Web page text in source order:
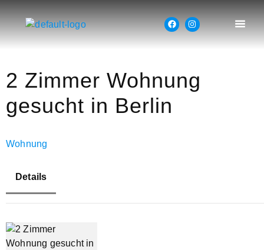
2 Zimmer Wohnung
gesucht in Berlin
Wohnung
Details